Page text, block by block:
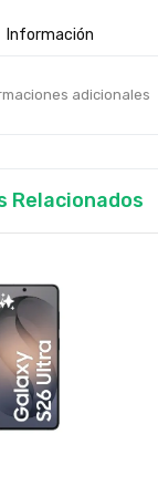
Información
adicionales
Relacionados